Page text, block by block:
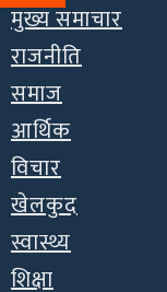
मुख्य समाचार
राजनीति
समाज
आर्थिक
विचार
खेलकुद
स्वास्थ्य
शिक्षा